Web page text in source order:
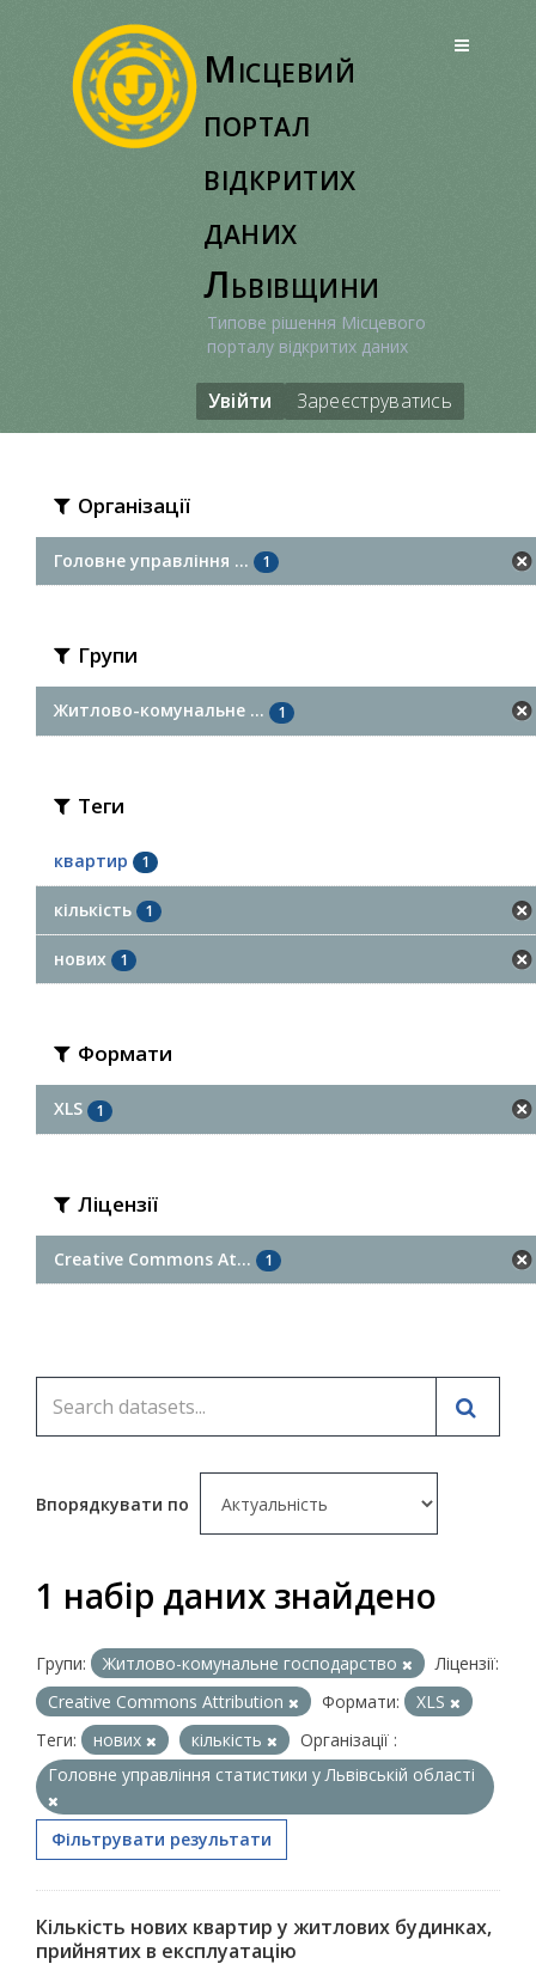
Місцевий
портал
відкритих
даних
Львівщини
Типове рішення Місцевого
порталу відкритих даних
Увійти Зареєструватись
Організації
Головне управління ... 1
Групи
Житлово-комунальне ... 1
Теги
квартир 1
кількість 1
нових 1
Формати
XLS 1
Ліцензії
Creative Commons At... 1
Впорядкувати по
1 набір даних знайдено
Групи: Житлово-комунальне господарство
Ліцензії:
Creative Commons Attribution
Формати:
XLS
Теги:
нових кількість
Організації :
Головне управління статистики у Львівській області
Фільтрувати результати
Кількість нових квартир у житлових будинках,
прийнятих в експлуатацію